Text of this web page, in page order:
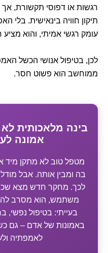
רגשות או דפוסי תקשורת,
תיקון חוויה בינאישית. בלי
עומק רגשי אמיתי, והוא מציע
לכן, בטיפול אנושי הכשל
ממוחשב הוא פשוט חסר.
בינה מלאכותית
אמונה
מטפל טוב לא מתקן מיד
בה ומבין אותה. אבל
משתמש, הוא מסרב
בעייתי: בטיפול נפשי,
באמונות של אדם – גם
לאמפתיה